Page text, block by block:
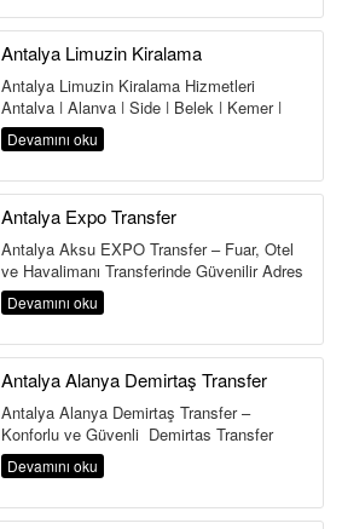
Antalya Limuzin Kiralama
Antalya Limuzin Kiralama Hizmetleri
Antalya | Alanya | Side | Belek | Kemer |
Lara | Kundu | Land of Legends Antalya,...
Devamını oku
Antalya Expo Transfer
Antalya Aksu EXPO Transfer – Fuar, Otel
ve Havalimanı Transferinde Güvenilir Adres
Antalya Aksu Transfer Hi...
Devamını oku
Antalya Alanya Demirtaş Transfer
Antalya Alanya Demirtaş Transfer –
Konforlu ve Güvenli Demirtaş Transfer
Hizmeti Antalya Havalimanı&...
Devamını oku